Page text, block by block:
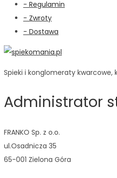
- Regulamin
- Zwroty
- Dostawa
Spieki i konglomeraty kwarcowe,
Administrator
FRANKO Sp. z o.o.
ul.Osadnicza 35
65-001 Zielona Góra